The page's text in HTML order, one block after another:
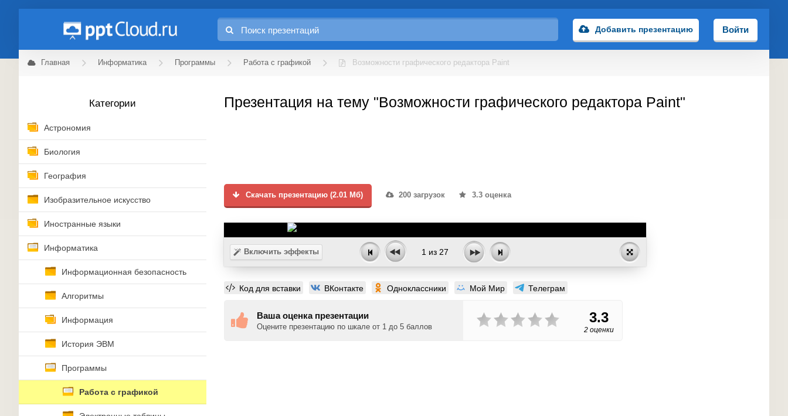
Добавить презентацию Войти
Главная Информатика Программы Работа с графикой Возможности графического редактора Paint
Категории
Астрономия
Биология
География
Изобразительное искусство
Иностранные языки
Информатика
Информационная безопасность
Алгоритмы
Информация
История ЭВМ
Программы
Работа с графикой
Презентация на тему "Возможности графического редактора Paint"
Скачать презентацию (2.01 Мб) 200 загрузок 3.3 оценка
Включить эффекты 1 из 27
Код для вставки ВКонтакте Одноклассники Мой Мир Телеграм
Ваша оценка презентации
Оцените презентацию по шкале от 1 до 5 баллов
3.3
2 оценки